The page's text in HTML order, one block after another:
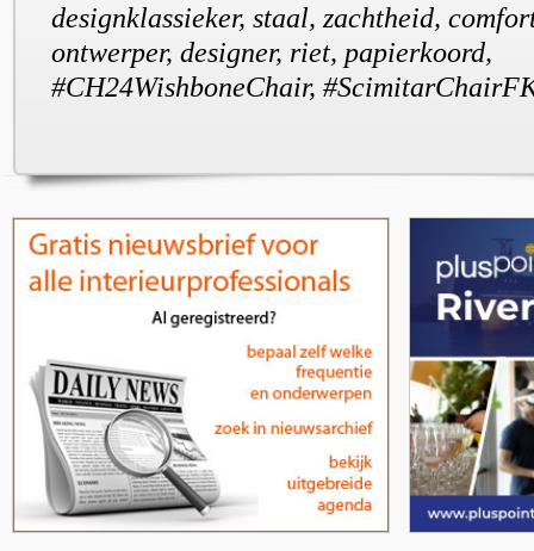
designklassieker, staal, zachtheid,
ontwerper, designer, riet, papierkoord,
#CH24WishboneChair,